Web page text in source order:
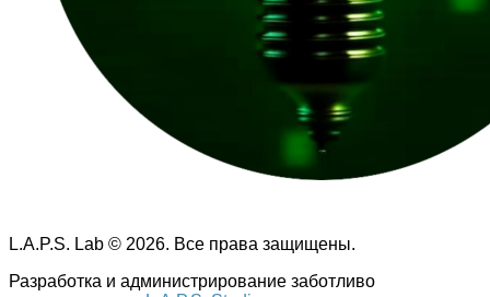
L.A.P.S. Lab © 2026. Все права защищены.
Разработка и администрирование заботливо